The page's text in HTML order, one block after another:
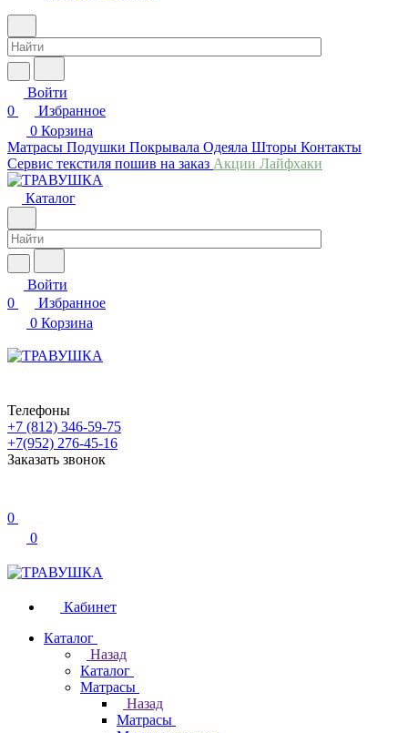
Войти
0
Избранное
0 Корзина
Матрасы Подушки Покрывала Одеяла Шторы Контакты
Сервис текстиля пошив на заказ Акции Лайфхаки
Каталог
Войти
0
Избранное
0 Корзина
Телефоны
+7 (812) 346-59-75
+7(952) 276-45-16
Заказать звонок
0
0
Кабинет
Каталог
Назад
Каталог
Матрасы
Назад
Матрасы